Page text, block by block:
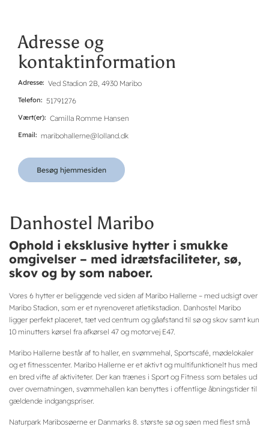
Adresse og
kontaktinformation
Adresse Ved Stadion 2B, 4930 Maribo
Telefon 51791276
Vært(er) Camilla Romme Hansen
Email maribohallerne@lolland.dk
Besøg hjemmesiden
Danhostel Maribo
Ophold i eksklusive hytter i smukke
omgivelser – med idrætsfaciliteter, sø,
skov og by som naboer.
Vores 6 hytter er beliggende ved siden af Maribo Hallerne – med udsigt over
Maribo Stadion, som er et nyrenoveret atletikstadion. Danhostel Maribo
ligger perfekt placeret, tæt ved centrum og gåafstand til sø og skov samt kun
10 minutters kørsel fra afkørsel 47 og motorvej E47.
Maribo Hallerne består af to haller, en svømmehal, Sportscafé, mødelokaler
og et fitnesscenter. Maribo Hallerne er et aktivt og multifunktionelt hus med
en bred vifte af aktiviteter. Der kan trænes i Sport og Fitness som betales ud
over overnatningen, svømmehallen kan benyttes i offentlige åbningstider til
gældende indgangspriser.
Naturpark Maribosøerne er Danmarks 8. største sø og søen med flest små